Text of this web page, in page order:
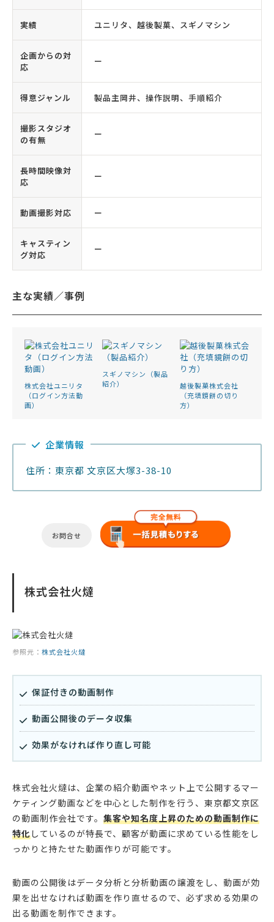
実績 ユニリタ、越後製菓、スギノマシン
企画からの対
応
ー
得意ジャンル 製品主岡井、操作説明、手順紹介
撮影スタジオ
の有無
ー
長時間映像対
応
ー
動画撮影対応 ー
キャスティン
グ対応
ー
主な実績／事例
株式会社ユニリタ
（ログイン方法動
画）
スギノマシン（製品
紹介）
越後製菓株式会社
（充填鏡餅の切り
方）
企業情報
住所：東京都 文京区大塚3-38-10
お問合せ
株式会社火燵
参照元： 株式会社火燵
保証付きの動画制作
動画公開後のデータ収集
効果がなければ作り直し可能
株式会社火燵は、企業の紹介動画やネット上で公開するマー
ケティング動画などを中心とした制作を行う、東京都文京区
の動画制作会社です。 集客や知名度上昇のための動画制作に
特化しているのが特長で、顧客が動画に求めている性能をし
っかりと持たせた動画作りが可能です。
動画の公開後はデータ分析と分析動画の譲渡をし、動画が効
果を出せなければ動画を作り直せるので、必ず求める効果の
出る動画を制作できます。